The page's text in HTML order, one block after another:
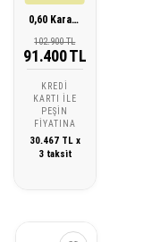
0,60 Karat Pırlanta Gerdanlık
102.900 TL
91.400 TL
KREDI
KARTI ILE
PEŞIN
FIYATINA
30.467 TL x
3 taksit